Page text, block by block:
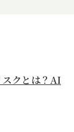
クとは？AI